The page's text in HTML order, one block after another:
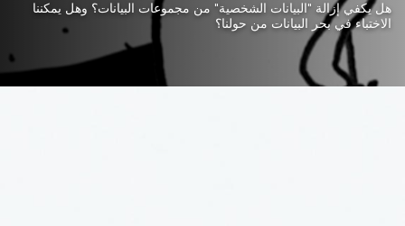
هل يكفي إزالة "البيانات الشخصية" من مجموعات البيانات؟ وهل يمكننا
الاختباء في بحر البيانات من حولنا؟